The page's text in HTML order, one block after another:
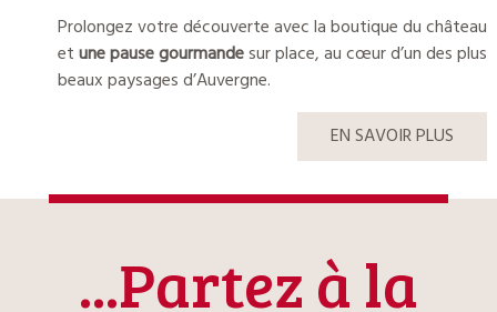
Prolongez votre découverte avec la boutique du château
etune pause gourmandesur place, au cœur d’un des plus
beaux paysages d’Auvergne.
EN SAVOIR PLUS
...Partez à la